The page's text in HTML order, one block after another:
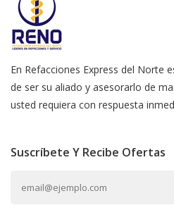
En Refacciones Express del Norte
de ser su aliado y asesorarlo de
usted requiera con respuesta
Suscríbete Y Recibe Ofertas